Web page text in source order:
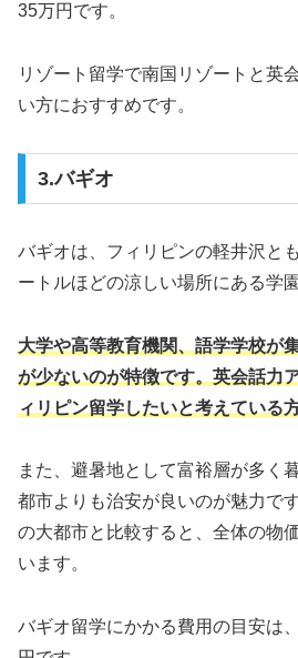
35万円です。
リゾート留学で南国リゾートと英
い方におすすめです。
3.バギオ
バギオは、フィリピンの軽井沢と
ートルほどの涼しい場所にある学園
大学や高等教育機関、語学学校が
が少ないのが特徴です。英会話力
ィリピン留学したいと考えている
また、避暑地として富裕層が多く
都市よりも治安が良いのが魅力で
の大都市と比較すると、全体の物
います。
バギオ留学にかかる費用の目安は